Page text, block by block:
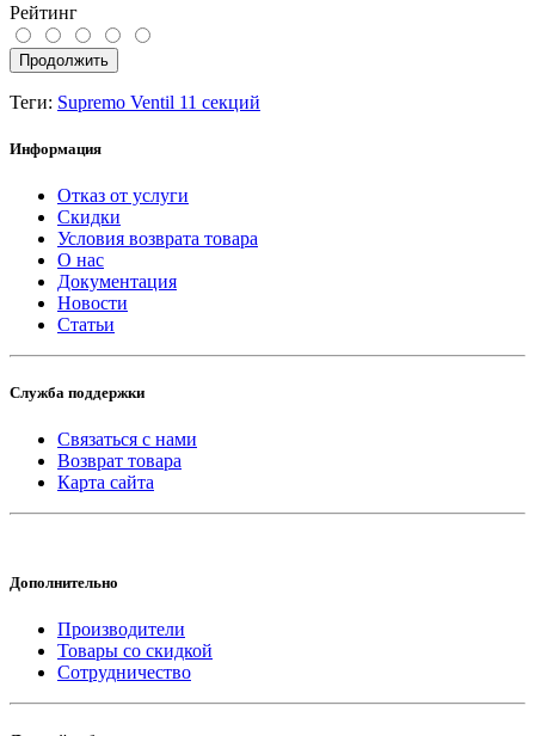
Рейтинг
Продолжить
Теги: Supremo Ventil 11 секций
Информация
Отказ от услуги
Скидки
Условия возврата товара
О нас
Документация
Новости
Статьи
Служба поддержки
Связаться с нами
Возврат товара
Карта сайта
Дополнительно
Производители
Товары со скидкой
Сотрудничество